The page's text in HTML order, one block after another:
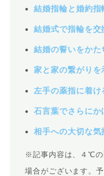
結婚指輪と婚約指
結婚式で指輪を交
結婚の誓いをかた
家と家の繋がり
左手の薬指に着け
石言葉でさらに
相手への大切な気
※記事内容は、４℃の
場合がございます。